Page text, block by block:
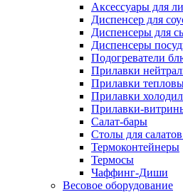
Аксессуары для
Диспенсер для
Диспенсеры для
Диспенсеры
Подогреватели
Прилавки
Прилавки
Прилавки
Прилавки-
Салат-бары
Столы для
Термоконтейнеры
Термосы
Чаффинг-Диши
Весовое оборудование